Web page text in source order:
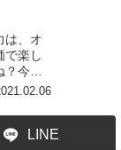
は、オ
で楽し
？今回
ってい
LINE